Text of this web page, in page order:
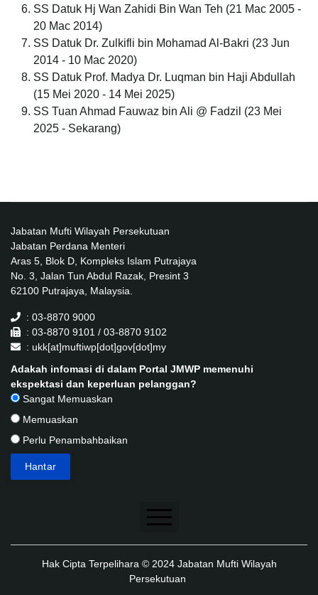
SS Datuk Hj Wan Zahidi Bin Wan Teh (21 Mac 2005 -
20 Mac 2014)
SS Datuk Dr. Zulkifli bin Mohamad Al-Bakri (23 Jun
2014 - 10 Mac 2020)
SS Datuk Prof. Madya Dr. Luqman bin Haji Abdullah
(15 Mei 2020 - 14 Mei 2025)
SS Tuan Ahmad Fauwaz bin Ali @ Fadzil (23 Mei
2025 - Sekarang)
Jabatan Mufti Wilayah Persekutuan
Jabatan Perdana Menteri
Aras 5, Blok D, Kompleks Islam Putrajaya
No. 3, Jalan Tun Abdul Razak, Presint 3
62100 Putrajaya, Malaysia.
: 03-8870 9000
: 03-8870 9101 / 03-8870 9102
: ukk[at]muftiwp[dot]gov[dot]my
Adakah infomasi di dalam Portal JMWP memenuhi
ekspektasi dan keperluan pelanggan?
Sangat Memuaskan
Memuaskan
Perlu Penambahbaikan
Penafian
Dasar Keselamatan
Hak Cipta Terpelihara © 2024 Jabatan Mufti Wilayah
Persekutuan